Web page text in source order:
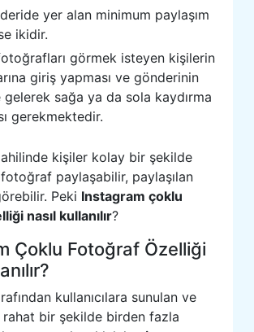
yer alan minimum paylaşım
ikidir.
görmek isteyen kişilerin
giriş yapması ve gönderinin
gelerek sağa ya da sola kaydırma
gerekmektedir.
kişiler kolay bir şekilde
paylaşabilir, paylaşılan
Peki Instagram çoklu
nasıl kullanılır?
Çoklu Fotoğraf Özelliği
kullanıcılara sunulan ve
rahat bir şekilde birden fazla